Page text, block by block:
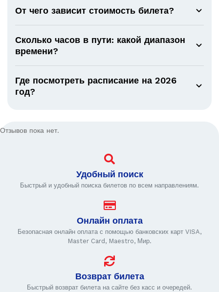
От чего зависит стоимость билета?
Сколько часов в пути: какой диапазон
времени?
Где посмотреть расписание на 2026
год?
Отзывов пока нет.
Удобный поиск
Быстрый и удобный поиска билетов по всем направлениям.
Онлайн оплата
Безопасная онлайн оплата с помощью банковских карт VISA,
Master Card, Maestro, Мир.
Возврат билета
Быстрый возврат билета на сайте без касс и очередей.